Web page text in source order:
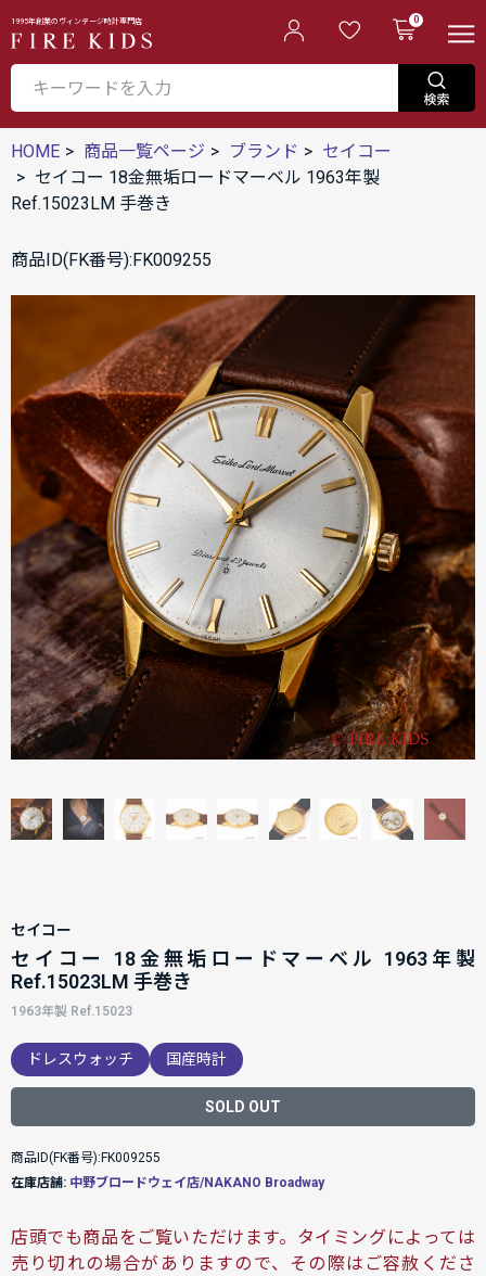
1995年創業のヴィンテージ時計専門店 0
HOME 商品一覧ページ ブランド
セイコー
セイコー 18金無垢ロードマーベル 1963年製
Ref.15023LM 手巻き
商品ID(FK番号):FK009255
セイコー
セイコー 18金無垢ロードマーベル 1963年製
Ref.15023LM 手巻き
1963年製 Ref.15023
ドレスウォッチ 国産時計
SOLD OUT
商品ID(FK番号):FK009255
在庫店舗: 中野ブロードウェイ店/NAKANO Broadway
店頭でも商品をご覧いただけます。タイミングによっては
売り切れの場合がありますので、その際はご容赦くださ